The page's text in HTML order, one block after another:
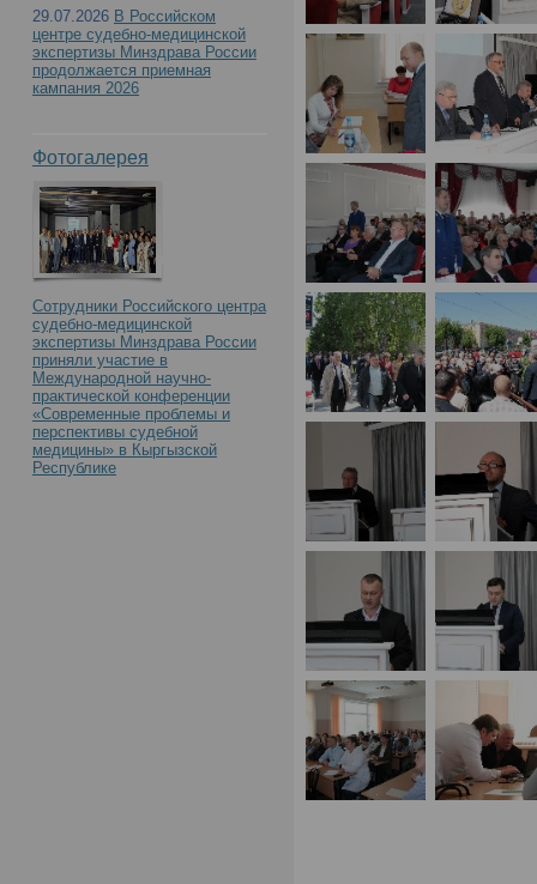
29.07.2026 В Российском
центре судебно-медицинской
экспертизы Минздрава России
продолжается приемная
кампания 2026
Фотогалерея
Сотрудники Российского центра
судебно-медицинской
экспертизы Минздрава России
приняли участие в
Международной научно-
практической конференции
«Современные проблемы и
перспективы судебной
медицины» в Кыргызской
Республике